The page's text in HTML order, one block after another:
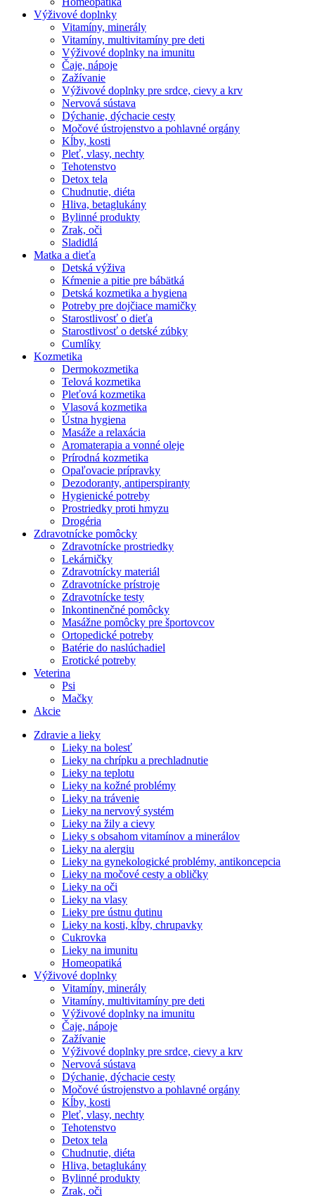
Výživové doplnky
Vitamíny, minerály
Vitamíny, multivitamíny pre deti
Výživové doplnky na imunitu
Čaje, nápoje
Zažívanie
Výživové doplnky pre srdce, cievy a krv
Nervová sústava
Dýchanie, dýchacie cesty
Močové ústrojenstvo a pohlavné orgány
Kĺby, kosti
Pleť, vlasy, nechty
Tehotenstvo
Detox tela
Chudnutie, diéta
Hliva, betaglukány
Bylinné produkty
Zrak, oči
Sladidlá
Matka a dieťa
Detská výživa
Kŕmenie a pitie pre bábätká
Detská kozmetika a hygiena
Potreby pre dojčiace mamičky
Starostlivosť o dieťa
Starostlivosť o detské zúbky
Cumlíky
Kozmetika
Dermokozmetika
Telová kozmetika
Pleťová kozmetika
Vlasová kozmetika
Ústna hygiena
Masáže a relaxácia
Aromaterapia a vonné oleje
Prírodná kozmetika
Opaľovacie prípravky
Dezodoranty, antiperspiranty
Hygienické potreby
Prostriedky proti hmyzu
Drogéria
Zdravotnícke pomôcky
Zdravotnícke prostriedky
Lekárničky
Zdravotnícky materiál
Zdravotnícke prístroje
Zdravotnícke testy
Inkontinenčné pomôcky
Masážne pomôcky pre športovcov
Ortopedické potreby
Batérie do naslúchadiel
Erotické potreby
Veterina
Psi
Mačky
Akcie
Zdravie a lieky
Lieky na bolesť
Lieky na chrípku a prechladnutie
Lieky na teplotu
Lieky na kožné problémy
Lieky na trávenie
Lieky na nervový systém
Lieky na žily a cievy
Lieky s obsahom vitamínov a minerálov
Lieky na alergiu
Lieky na gynekologické problémy, antikoncepcia
Lieky na močové cesty a obličky
Lieky na oči
Lieky na vlasy
Lieky pre ústnu dutinu
Lieky na kosti, kĺby, chrupavky
Cukrovka
Lieky na imunitu
Homeopatiká
Výživové doplnky
Vitamíny, minerály
Vitamíny, multivitamíny pre deti
Výživové doplnky na imunitu
Čaje, nápoje
Zažívanie
Výživové doplnky pre srdce, cievy a krv
Nervová sústava
Dýchanie, dýchacie cesty
Močové ústrojenstvo a pohlavné orgány
Kĺby, kosti
Pleť, vlasy, nechty
Tehotenstvo
Detox tela
Chudnutie, diéta
Hliva, betaglukány
Bylinné produkty
Zrak, oči